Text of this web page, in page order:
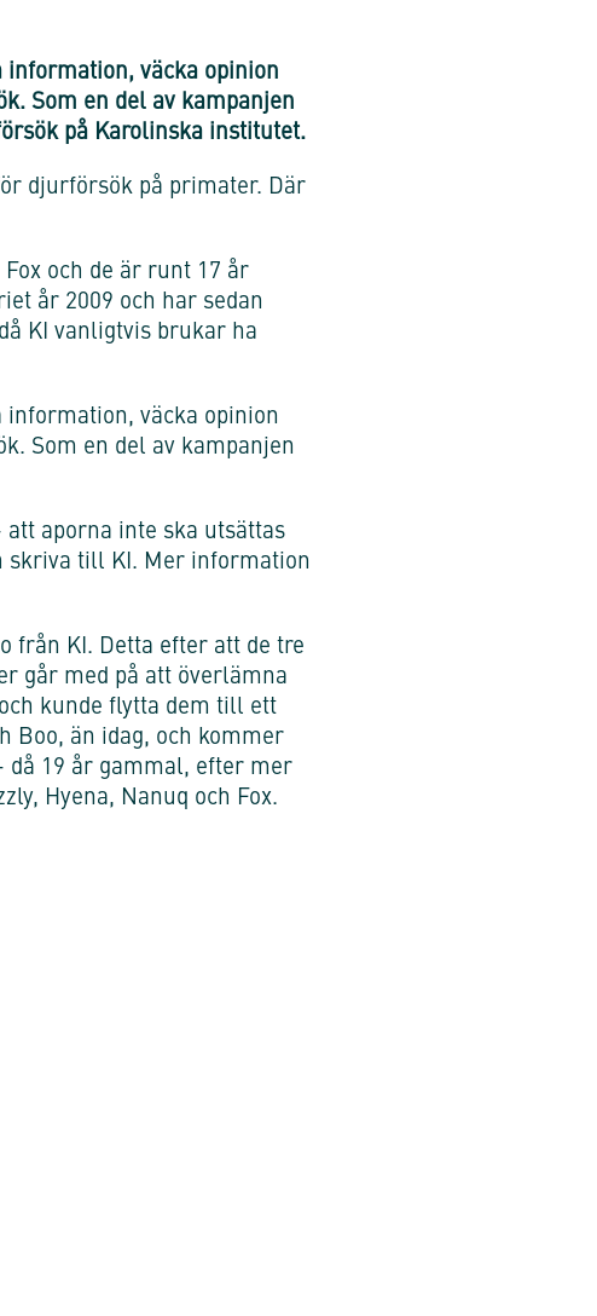
väcka opinion
Som en del av kampanjen
på Karolinska institutet.
djurförsök på primater. Där
och de är runt 17 år
år 2009 och har sedan
KI vanligtvis brukar ha
väcka opinion
Som en del av kampanjen
aporna inte ska utsättas
skriva till KI. Mer information
från KI. Detta efter att de tre
går med på att överlämna
kunde flytta dem till ett
Boo, än idag, och kommer
då 19 år gammal, efter mer
Hyena, Nanuq och Fox.